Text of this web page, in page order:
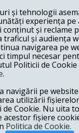
și tehnologii
experiența pe
și reclame
traficul și audiența
navigarea pe
timpul necesar
Politicii de Cookie
.
navigării pe
utilizării
Cookie. Nu uita
acestor fișiere
Politica de Cookie.